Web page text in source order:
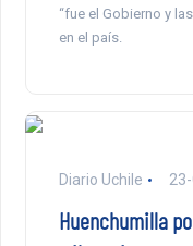
“fue el Gobierno y
en el país.
Diario Uchile
Huenchumilla